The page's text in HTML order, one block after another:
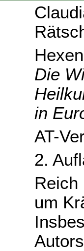
Die
in
AT-
2.
Reich
um